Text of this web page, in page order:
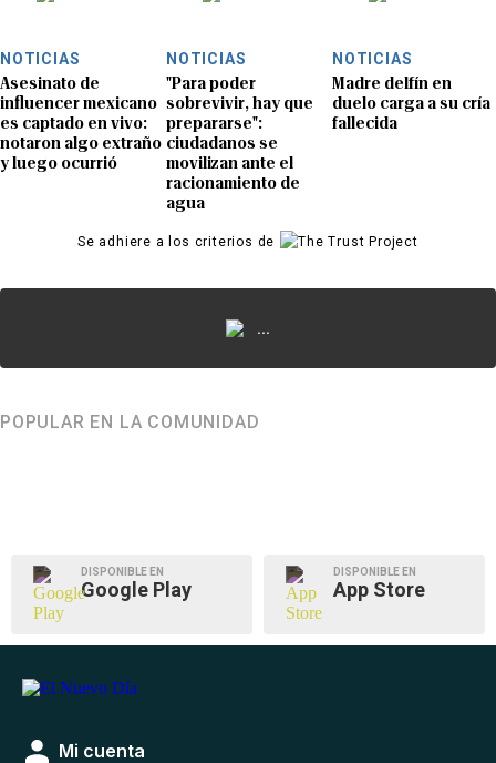
NOTICIAS
Asesinato de
influencer mexicano
es captado en vivo:
notaron algo extraño
y luego ocurrió
NOTICIAS
"Para poder
sobrevivir, hay que
prepararse":
ciudadanos se
movilizan ante el
racionamiento de
agua
NOTICIAS
Madre delfín en
duelo carga a su cría
fallecida
Se adhiere a los criterios de
...
POPULAR EN LA COMUNIDAD
DISPONIBLE EN
Google Play
DISPONIBLE EN
App Store
Mi cuenta